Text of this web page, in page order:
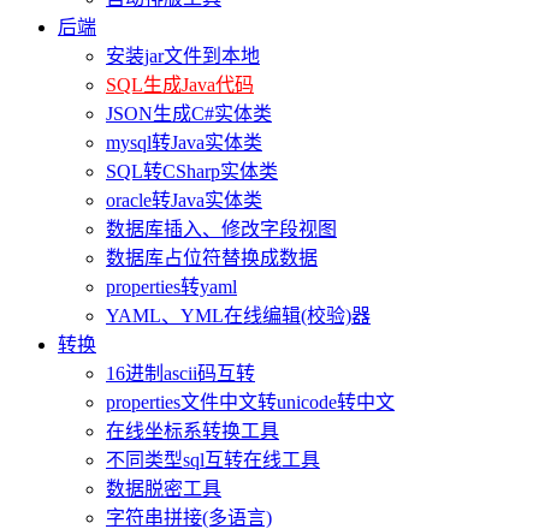
后端
安装jar文件到本地
SQL生成Java代码
JSON生成C#实体类
mysql转Java实体类
SQL转CSharp实体类
oracle转Java实体类
数据库插入、修改字段视图
数据库占位符替换成数据
properties转yaml
YAML、YML在线编辑(校验)器
转换
16进制ascii码互转
properties文件中文转unicode转中文
在线坐标系转换工具
不同类型sql互转在线工具
数据脱密工具
字符串拼接(多语言)